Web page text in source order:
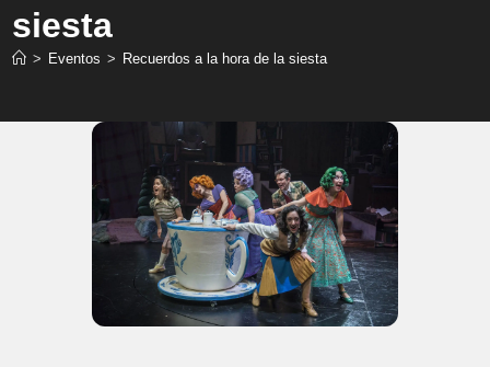
siesta
> Eventos > Recuerdos a la hora de la siesta